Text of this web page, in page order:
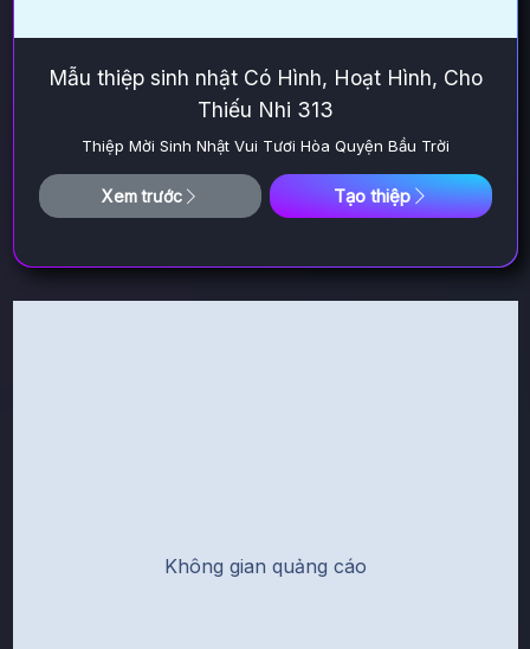
Mẫu thiệp sinh nhật Có Hình, Hoạt Hình, Cho
Thiếu Nhi 313
Thiệp Mời Sinh Nhật Vui Tươi Hòa Quyện Bầu Trời
Xem trước Tạo thiệp